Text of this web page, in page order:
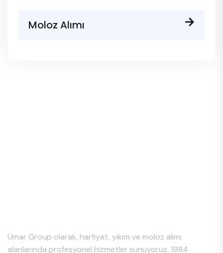
Moloz Alımı
Umar Group olarak, harfiyat, yıkım ve moloz alımı
alanlarında profesyonel hizmetler sunuyoruz. 1984